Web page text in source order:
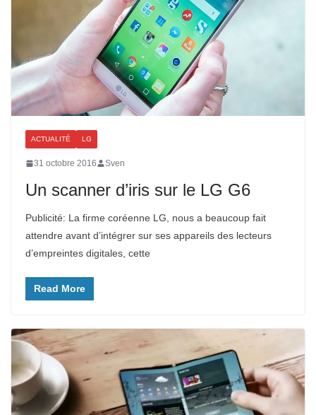
ACTUALITÉ LG
31 octobre 2016 Sven
Un scanner d’iris sur le LG G6
Publicité: La firme coréenne LG, nous a beaucoup fait
attendre avant d’intégrer sur ses appareils des lecteurs
d’empreintes digitales, cette
Read More